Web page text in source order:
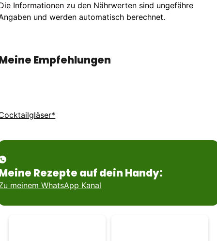
Informationen zu den Nährwerten sind ungefähre
und werden automatisch berechnet.
Empfehlungen
Rezepte auf dein Handy:
meinem WhatsApp Kanal